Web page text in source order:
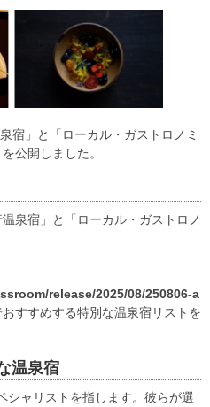
宿」と「ローカル・ガストロノミ
公開しました。
泉宿」と「ローカル・ガストロノ
release/2025/08/250806-a
すすめする特別な温泉宿リストを
温泉宿
シャリストを指します。彼らが選